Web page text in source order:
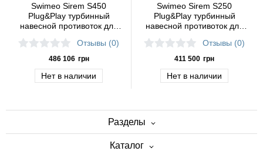
Swimeo Sirem S450
Plug&Play турбинный
навесной противоток для
кВт/часОтзывы (0)
486 106 грн
Нет в наличии
Swimeo Sirem S250
Plug&Play турбинный
навесной противоток для
кВт/чОтзывы (0)
411 500 грн
Нет в наличии
Разделы
Каталог